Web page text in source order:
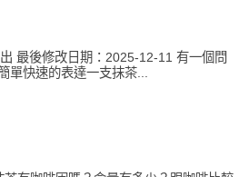
最後修改日期：2025-12-11 有一個問
單快速的表達一支抹茶...